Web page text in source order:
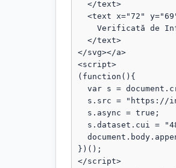
</svg></a>
<script>
(function(){
})();
</script>